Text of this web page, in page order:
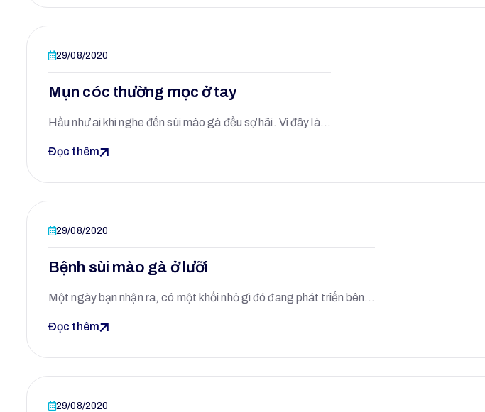
29/08/2020
Mụn cóc thường mọc ở tay
Hầu như ai khi nghe đến sùi mào gà đều sợ hãi. Vì đây là…
Đọc thêm
29/08/2020
Bệnh sùi mào gà ở lưỡi
Một ngày bạn nhận ra, có một khối nhỏ gì đó đang phát triển bên…
Đọc thêm
29/08/2020